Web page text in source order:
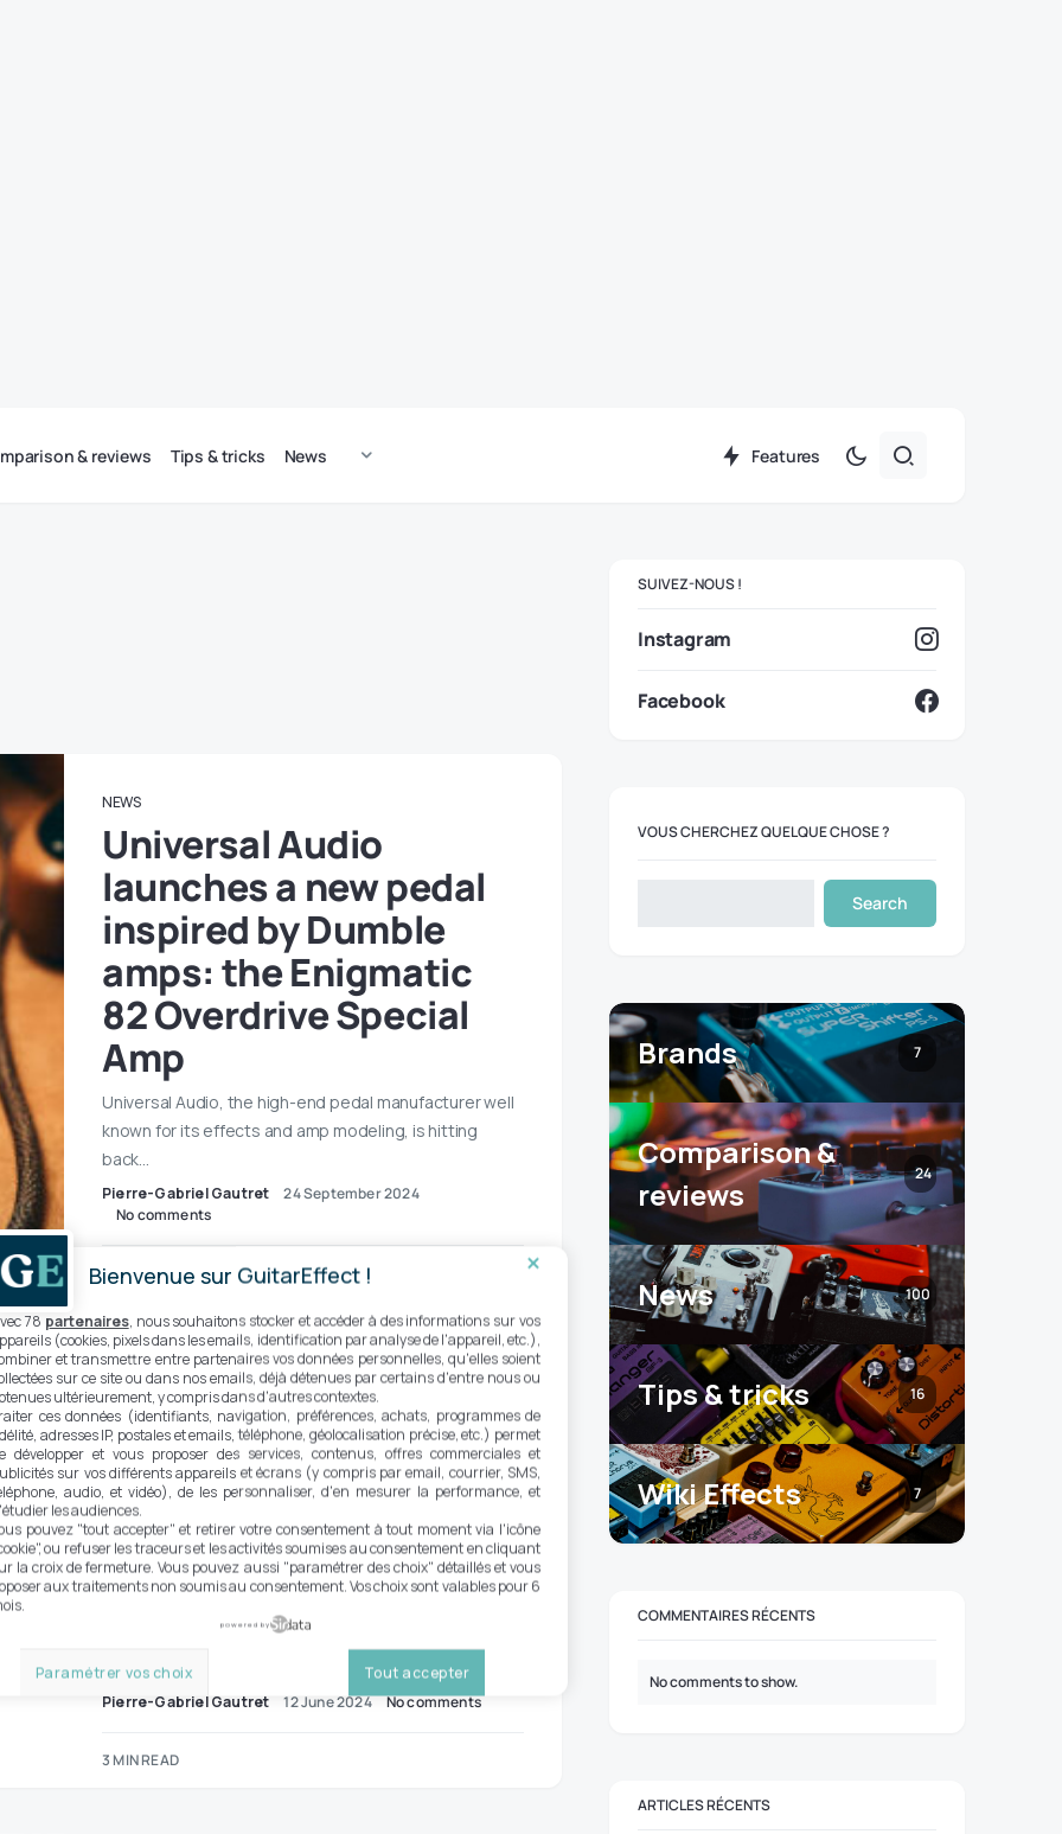
& reviews Tips & tricks News Features
NEWS
Universal Audio
launches a new pedal
inspired by Dumble
amps: the Enigmatic
82 Overdrive Special
Amp
Universal Audio, the high-end pedal manufacturer well
known for its effects and amp modeling, is hitting
back…
Pierre-Gabriel Gautret
24 September 2024
No comments
3 MIN READ
NEWS
Love vintage sound?
Introducing the new
Unobtanium Raw from
Crazy Tube Circuits
Crazy Tube Circuits has just unveiled a special edition
of its acclaimed Unobtanium dual overdrive pedal.
This…
Pierre-Gabriel Gautret 12 June 2024 No comments
3 MIN READ
SUIVEZ-NOUS !
Instagram
Facebook
VOUS CHERCHEZ QUELQUE CHOSE ?
Search
Brands 7
Comparison &
reviews
24
News 100
Tips & tricks 16
Wiki Effects 7
COMMENTAIRES RÉCENTS
No comments to show.
ARTICLES RÉCENTS
Bienvenue sur GuitarEffect !
78 partenaires, nous souhaitons stocker et accéder à des informations sur vos
(cookies, pixels dans les emails, identification par analyse de l'appareil, etc.),
et transmettre entre partenaires vos données personnelles, qu'elles soient
sur ce site ou dans nos emails, déjà détenues par certains d'entre nous ou
ultérieurement, y compris dans d'autres contextes.
ces données (identifiants, navigation, préférences, achats, programmes de
adresses IP, postales et emails, téléphone, géolocalisation précise, etc.) permet
développer et vous proposer des services, contenus, offres commerciales et
sur vos différents appareils et écrans (y compris par email, courrier, SMS,
audio, et vidéo), de les personnaliser, d'en mesurer la performance, et
les audiences.
pouvez "tout accepter" et retirer votre consentement à tout moment via l'icône
ou refuser les traceurs et les activités soumises au consentement en cliquant
la croix de fermeture. Vous pouvez aussi "paramétrer des choix" détaillés et vous
aux traitements non soumis au consentement. Vos choix sont valables pour 6
powered by
Paramétrer vos choix Tout accepter